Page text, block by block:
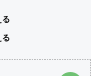
る
る